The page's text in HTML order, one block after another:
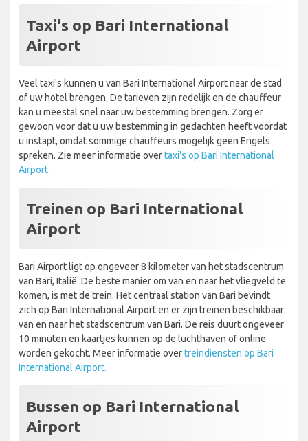
Taxi's op Bari International
Airport
Veel taxi's kunnen u van Bari International Airport naar de stad
of uw hotel brengen. De tarieven zijn redelijk en de chauffeur
kan u meestal snel naar uw bestemming brengen. Zorg er
gewoon voor dat u uw bestemming in gedachten heeft voordat
u instapt, omdat sommige chauffeurs mogelijk geen Engels
spreken. Zie meer informatie overtaxi's op Bari International
Airport.
Treinen op Bari International
Airport
Bari Airport ligt op ongeveer 8 kilometer van het stadscentrum
van Bari, Italië. De beste manier om van en naar het vliegveld te
komen, is met de trein. Het centraal station van Bari bevindt
zich op Bari International Airport en er zijn treinen beschikbaar
van en naar het stadscentrum van Bari. De reis duurt ongeveer
10 minuten en kaartjes kunnen op de luchthaven of online
worden gekocht. Meer informatie overtreindiensten op Bari
International Airport.
Bussen op Bari International
Airport